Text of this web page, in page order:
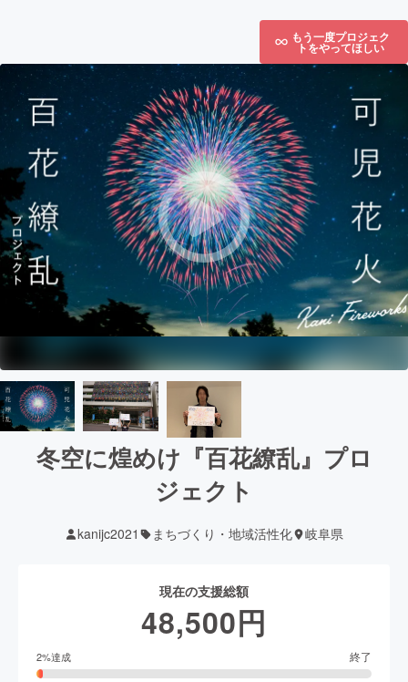
もう一度プロジェク
トをやってほしい
冬空に煌めけ『百花繚乱』プロ
ジェクト
kanijc2021 まちづくり・地域活性化 岐阜県
現在の支援総額
48,500円
2%達成 終了